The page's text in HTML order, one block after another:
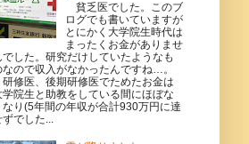
貧乏医でした。このブ
ログでも書いていますが
とにかく大学院生時代は
まったくお金がありませ
でした。研究だけしていたようなも
なので収入がなかったんですね…。
修医、後期研修医でためたお金は
学院生と助教をしている間にほぼな
なり(5年間の年収が合計930万円に達
ずでした...